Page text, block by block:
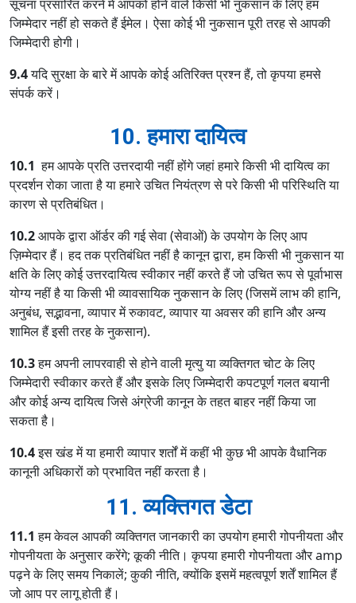
सूचना प्रसारित करने में आपको होने वाले किसी भी नुकसान के लिए हम
जिम्मेदार नहीं हो सकते हैं ईमेल। ऐसा कोई भी नुकसान पूरी तरह से आपकी
जिम्मेदारी होगी।
9.4यदि सुरक्षा के बारे में आपके कोई अतिरिक्त प्रश्न हैं, तो कृपया हमसे
संपर्क करें।
10. हमारा दायित्व
10.1 हम आपके प्रति उत्तरदायी नहीं होंगे जहां हमारे किसी भी दायित्व का
प्रदर्शन रोका जाता है या हमारे उचित नियंत्रण से परे किसी भी परिस्थिति या
कारण से प्रतिबंधित।
10.2आपके द्वारा ऑर्डर की गई सेवा (सेवाओं) के उपयोग के लिए आप
ज़िम्मेदार हैं। हद तक प्रतिबंधित नहीं है कानून द्वारा, हम किसी भी नुकसान या
क्षति के लिए कोई उत्तरदायित्व स्वीकार नहीं करते हैं जो उचित रूप से पूर्वाभास
योग्य नहीं है या किसी भी व्यावसायिक नुकसान के लिए (जिसमें लाभ की हानि,
अनुबंध, सद्भावना, व्यापार में रुकावट, व्यापार या अवसर की हानि और अन्य
शामिल हैं इसी तरह के नुकसान).
10.3हम अपनी लापरवाही से होने वाली मृत्यु या व्यक्तिगत चोट के लिए
जिम्मेदारी स्वीकार करते हैं और इसके लिए जिम्मेदारी कपटपूर्ण गलत बयानी
और कोई अन्य दायित्व जिसे अंग्रेजी कानून के तहत बाहर नहीं किया जा
सकता है।
10.4इस खंड में या हमारी व्यापार शर्तों में कहीं भी कुछ भी आपके वैधानिक
कानूनी अधिकारों को प्रभावित नहीं करता है।
11. व्यक्तिगत डेटा
11.1 हम केवल आपकी व्यक्तिगत जानकारी का उपयोग हमारी गोपनीयता और
गोपनीयता के अनुसार करेंगे; कूकी नीति। कृपया हमारी गोपनीयता और amp
पढ़ने के लिए समय निकालें; कुकी नीति, क्योंकि इसमें महत्वपूर्ण शर्तें शामिल हैं
जो आप पर लागू होती हैं।